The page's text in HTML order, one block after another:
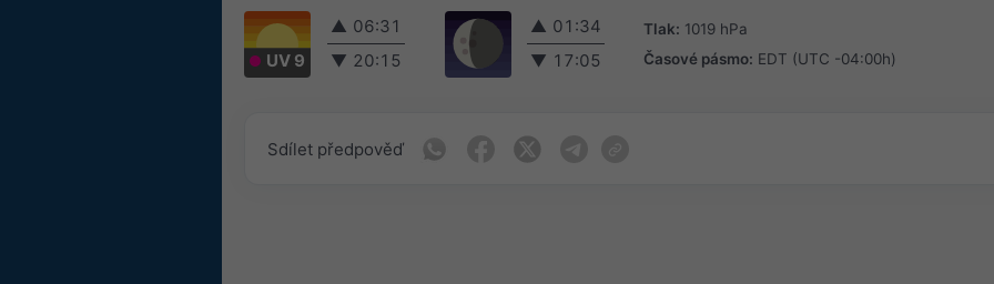
UV 9
▲ 06:31
▼ 20:15
▲ 01:34
▼ 17:05
Tlak: 1019 hPa
Časové pásmo: EDT (UTC -04:00h)
Sdílet předpověď